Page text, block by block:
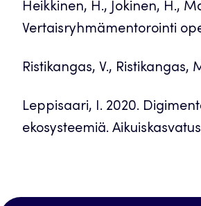
Heikkinen, H., Jokinen, H.,
Vertaisryhmämentorointi
Ristikangas, V.,
Leppisaari, I. 2020.
ekosysteemiä.